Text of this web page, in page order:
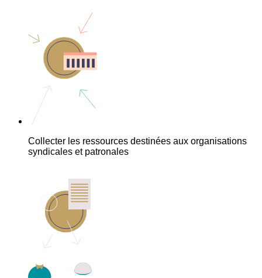
Collecter les ressources destinées aux organisations
syndicales et patronales